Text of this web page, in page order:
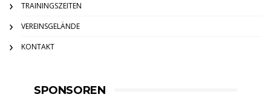
TRAININGSZEITEN
VEREINSGELÄNDE
KONTAKT
SPONSOREN